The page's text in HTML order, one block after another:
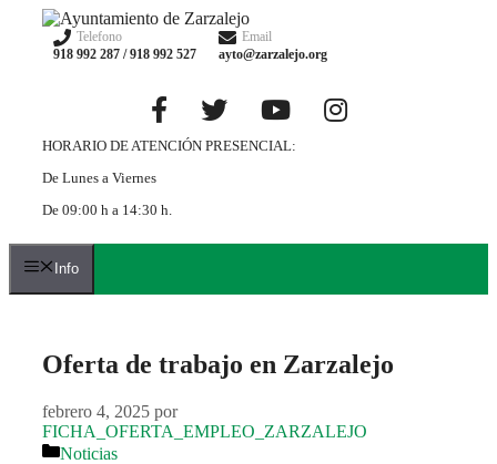
Saltar
contenido
Telefono
918 992 287 / 918 992 527
Email
ayto@zarzalejo.org
HORARIO DE ATENCIÓN PRESENCIAL:
De Lunes a Viernes
De 09:00 h a 14:30 h.
Info
Oferta de trabajo en Zarzalejo
febrero 4, 2025 por
FICHA_OFERTA_EMPLEO_ZARZALEJO
Categorías
Noticias